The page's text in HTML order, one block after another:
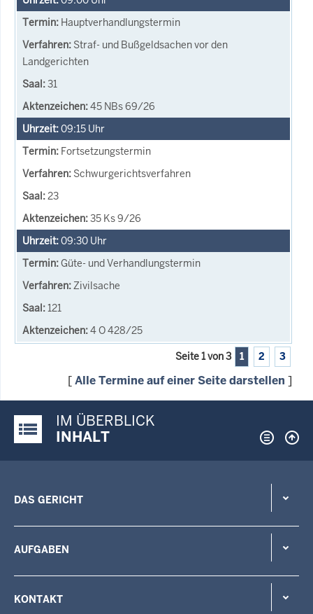
Hauptverhandlungstermin
Straf- und Bußgeldsachen vor den
Landgerichten
31
45 NBs 69/26
09:15 Uhr
Fortsetzungstermin
Schwurgerichtsverfahren
23
35 Ks 9/26
09:30 Uhr
Güte- und Verhandlungstermin
Zivilsache
121
4 O 428/25
Seite 1 von 3 1 2 3
[Alle Termine auf einer Seite darstellen ]
Justiz-Portal im Überblick:
IM ÜBERBLICK
INHALT
DAS GERICHT
AUFGABEN
KONTAKT